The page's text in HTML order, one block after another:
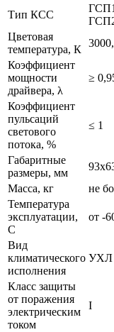
Тип КСС
Цветовая
температура, К
Коэффициент
мощности
драйвера, λ
≥
Коэффициент
пульсаций
светового
потока, %
≤ 1
Габаритные
размеры, мм
Масса, кг
не
Температура
эксплуатации,
С
от -
Вид
климатического
исполнения
УХЛ
Класс защиты
от поражения
электрическим
током
I